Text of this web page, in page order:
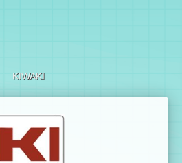
KIWAKI